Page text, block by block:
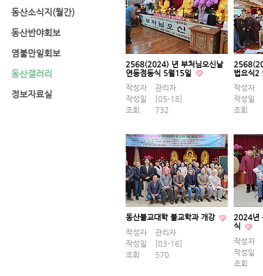
동산소식지(월간)
동산반야회보
염불만일회보
동산갤러리
정보자료실
2568(2024) 년 부처님오신날
연등점등식 5월15일
작성자
관리자
작성일
[05-18]
조회
732
법요식
작성자
작성일
조회
동산불교대학 불교학과 개강
작성자
관리자
작성일
[03-16]
조회
570
2024년
식
작성자
작성일
조회